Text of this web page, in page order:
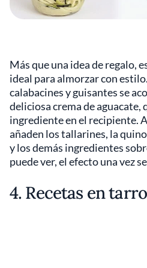
Más que una idea de regalo,
ideal para almorzar con
calabacines y guisantes se
deliciosa crema de aguacate,
ingrediente en el recipiente.
añaden los tallarines, la
y los demás ingredientes
puede ver, el efecto una vez
4. Recetas en